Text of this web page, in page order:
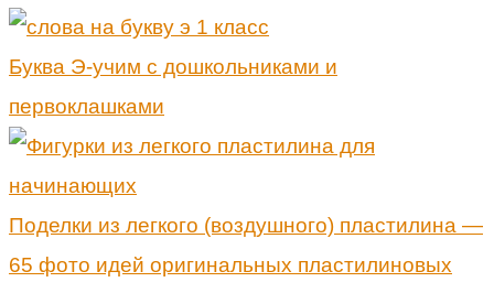
Буква Э-учим с дошкольниками и
первоклашками
Поделки из легкого (воздушного) пластилина —
65 фото идей оригинальных пластилиновых